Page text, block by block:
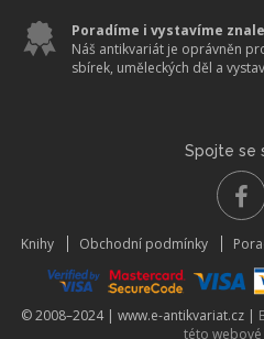
Poradíme i vystavíme
Náš antikvariát je oprávněn
sbírek, uměleckých děl a
Spojte se
Knihy Obchodní podmínky
© 2008–2024 | www.e-antikvariat.cz |
této webové